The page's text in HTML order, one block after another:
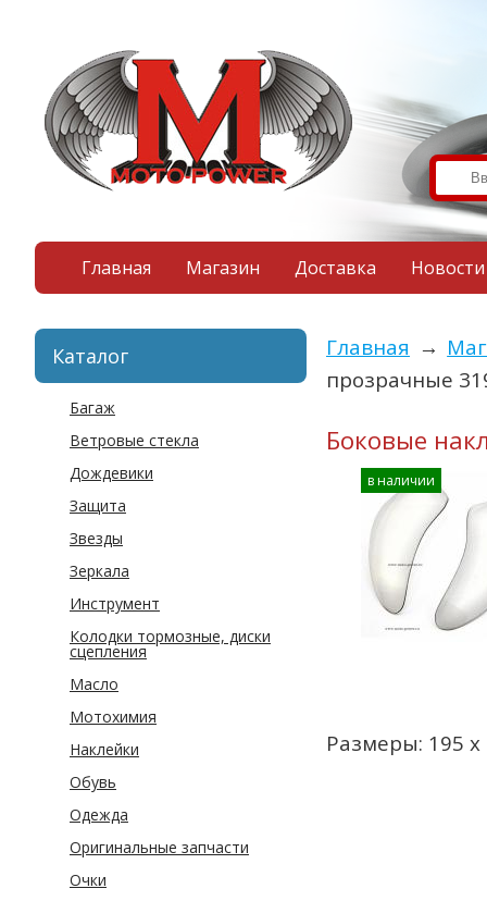
Главная Магазин Доставка Новости
Каталог
Багаж
Ветровые стекла
Дождевики
Защита
Звезды
Зеркала
Инструмент
Колодки тормозные, диски
сцепления
Масло
Мотохимия
Наклейки
Обувь
Одежда
Оригинальные запчасти
Очки
Главная →
прозрачные
Боковые
в наличии
Размеры: 195